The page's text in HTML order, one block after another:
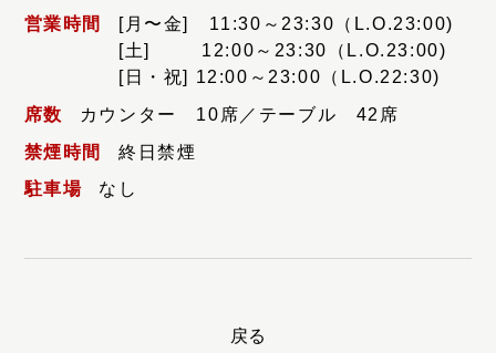
営業時間
[月〜金] 11:30～23:30（L.O.23:00)
[土] 12:00～23:30（L.O.23:00)
[日・祝] 12:00～23:00（L.O.22:30)
席数 カウンター 10席／テーブル 42席
禁煙時間 終日禁煙
駐車場 なし
戻る